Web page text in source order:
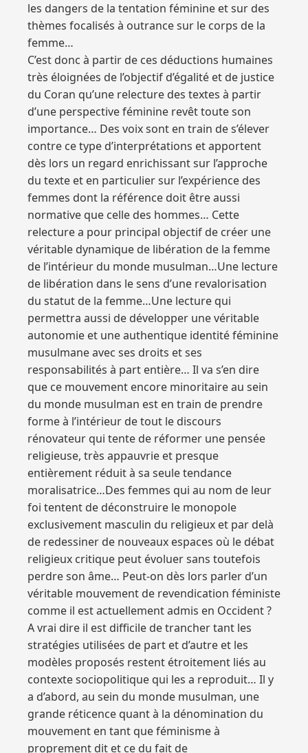
les dangers de la tentation féminine et sur des
thèmes focalisés à outrance sur le corps de la
femme…
C’est donc à partir de ces déductions humaines
très éloignées de l’objectif d’égalité et de justice
du Coran qu’une relecture des textes à partir
d’une perspective féminine revêt toute son
importance… Des voix sont en train de s’élever
contre ce type d’interprétations et apportent
dès lors un regard enrichissant sur l’approche
du texte et en particulier sur l’expérience des
femmes dont la référence doit être aussi
normative que celle des hommes… Cette
relecture a pour principal objectif de créer une
véritable dynamique de libération de la femme
de l’intérieur du monde musulman…Une lecture
de libération dans le sens d’une revalorisation
du statut de la femme…Une lecture qui
permettra aussi de développer une véritable
autonomie et une authentique identité féminine
musulmane avec ses droits et ses
responsabilités à part entière… Il va s’en dire
que ce mouvement encore minoritaire au sein
du monde musulman est en train de prendre
forme à l’intérieur de tout le discours
rénovateur qui tente de réformer une pensée
religieuse, très appauvrie et presque
entièrement réduit à sa seule tendance
moralisatrice…Des femmes qui au nom de leur
foi tentent de déconstruire le monopole
exclusivement masculin du religieux et par delà
de redessiner de nouveaux espaces où le débat
religieux critique peut évoluer sans toutefois
perdre son âme… Peut-on dès lors parler d’un
véritable mouvement de revendication féministe
comme il est actuellement admis en Occident ?
A vrai dire il est difficile de trancher tant les
stratégies utilisées de part et d’autre et les
modèles proposés restent étroitement liés au
contexte sociopolitique qui les a reproduit… Il y
a d’abord, au sein du monde musulman, une
grande réticence quant à la dénomination du
mouvement en tant que féminisme à
proprement dit et ce du fait de